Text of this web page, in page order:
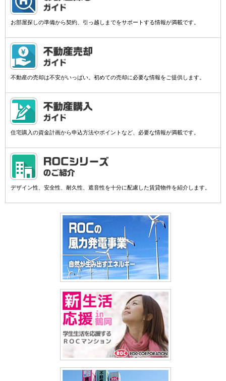
お部屋探しの準備から契約、引っ越しまでをサポートする情報が満載です。
不動産の売却は不安がいっぱい。初めての売却に必要な情報をご提供します。
住宅購入の資金計画から申込方法やポイントなど、必要な情報が満載です。
デザイン性、安全性、耐久性、遮音性を十分に配慮した賃貸物件を紹介します。